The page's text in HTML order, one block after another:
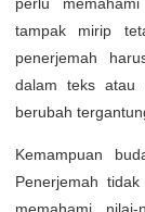
tampak mirip
penerjemah
dalam teks atau
berubah
Kemampuan
Penerjemah
memahami